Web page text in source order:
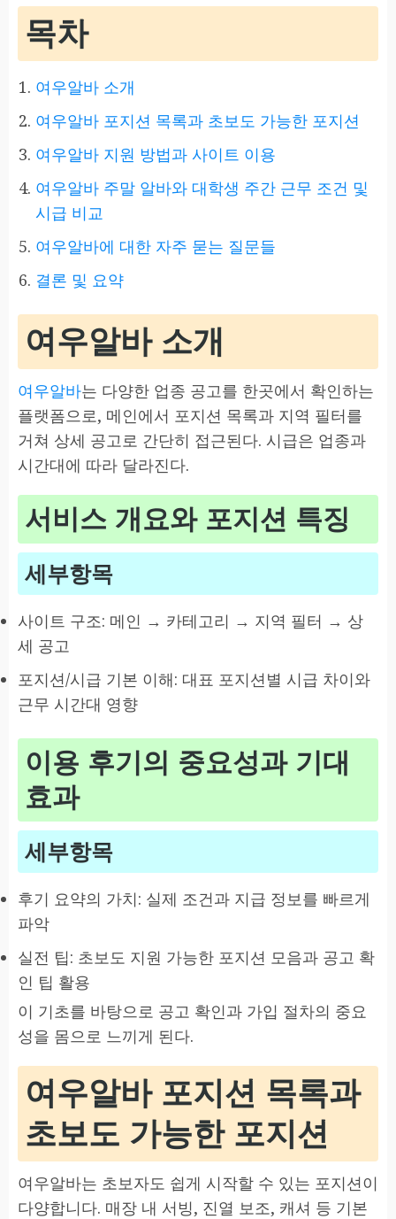
목차
여우알바 소개
여우알바 포지션 목록과 초보도 가능한 포지션
여우알바 지원 방법과 사이트 이용
여우알바 주말 알바와 대학생 주간 근무 조건 및
시급 비교
여우알바에 대한 자주 묻는 질문들
결론 및 요약
여우알바 소개
여우알바는 다양한 업종 공고를 한곳에서 확인하는
플랫폼으로, 메인에서 포지션 목록과 지역 필터를
거쳐 상세 공고로 간단히 접근된다. 시급은 업종과
시간대에 따라 달라진다.
서비스 개요와 포지션 특징
세부항목
사이트 구조: 메인 → 카테고리 → 지역 필터 → 상
세 공고
포지션/시급 기본 이해: 대표 포지션별 시급 차이와
근무 시간대 영향
이용 후기의 중요성과 기대
효과
세부항목
후기 요약의 가치: 실제 조건과 지급 정보를 빠르게
파악
실전 팁: 초보도 지원 가능한 포지션 모음과 공고 확
인 팁 활용
이 기초를 바탕으로 공고 확인과 가입 절차의 중요
성을 몸으로 느끼게 된다.
여우알바 포지션 목록과
초보도 가능한 포지션
여우알바는 초보자도 쉽게 시작할 수 있는 포지션이
다양합니다. 매장 내 서빙, 진열 보조, 캐셔 등 기본